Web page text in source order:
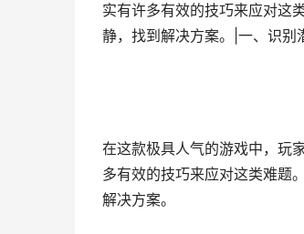
实有许多有效的技巧来应对这
静，找到解决方案。|一、识别
在这款极具人气的游戏中，玩
多有效的技巧来应对这类难题
解决方案。